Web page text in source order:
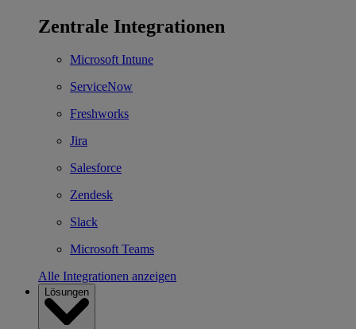
Zentrale Integrationen
Microsoft Intune
ServiceNow
Freshworks
Jira
Salesforce
Zendesk
Slack
Microsoft Teams
Alle Integrationen anzeigen
Lösungen